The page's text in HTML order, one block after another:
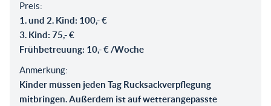
Preis:
1. und 2. Kind: 100,- €
3. Kind: 75,- €
Frühbetreuung: 10,- € /Woche
Anmerkung:
Kinder müssen jeden Tag Rucksackverpflegung
mitbringen. Außerdem ist auf wetterangepasste